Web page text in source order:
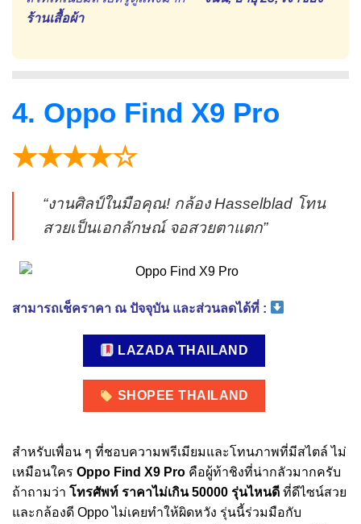
ร้านเสื้อผ้า
4. Oppo Find X9 Pro
★★★★☆
“งานศิลป์ในมือคุณ! กล้อง Hasselblad โทน
สวยเป็นเอกลักษณ์ จอสวยตาแตก”
สามารถเช็คราคา ณ ปัจจุบัน และส่วนลดได้ที่ :
LAZADA THAILAND
SHOPEE THAILAND
สำหรับเพื่อน ๆ ที่ชอบความพรีเมียมและโทนภาพที่มีสไตล์ ไม่
เหมือนใคร Oppo Find X9 Pro คือผู้ท้าชิงที่น่ากลัวมากครับ
ถ้าถามว่า โทรศัพท์ ราคาไม่เกิน 50000 รุ่นไหนดี ที่ดีไซน์สวย
และกล้องดี Oppo ไม่เคยทำให้ผิดหวัง รุ่นนี้ร่วมมือกับ